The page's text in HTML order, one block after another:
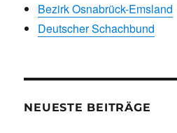
Bezirk Osnabrück-Emsland
Deutscher Schachbund
NEUESTE BEITRÄGE